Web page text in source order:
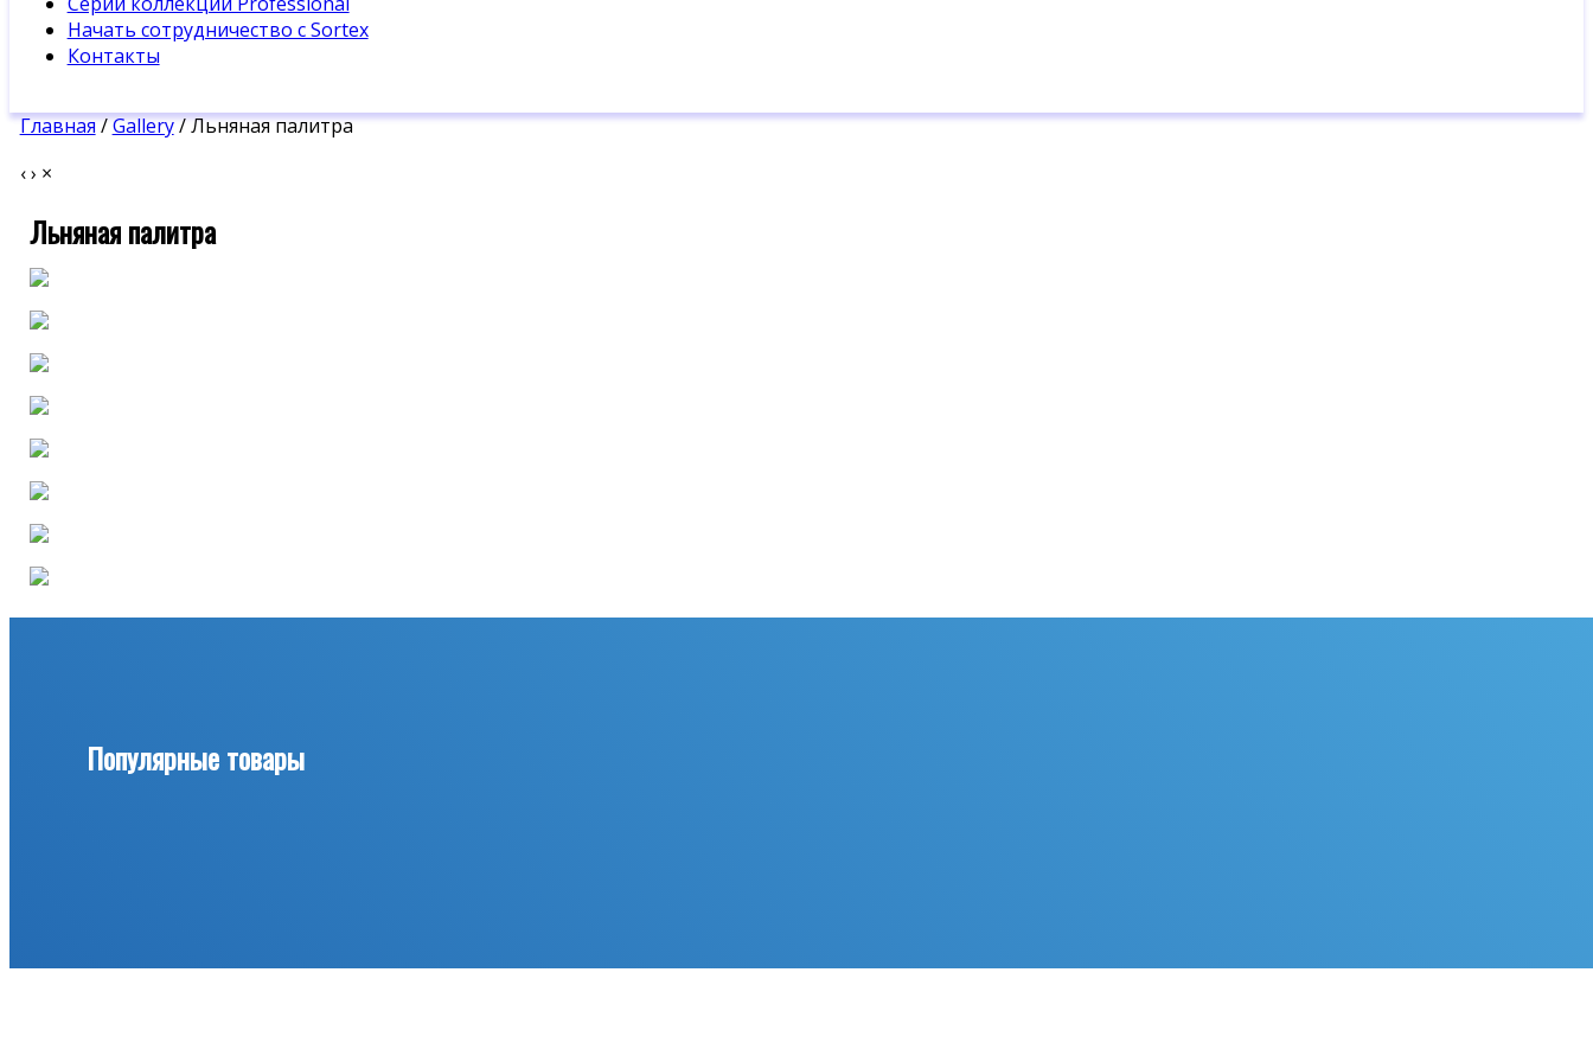
Начать сотрудничество с Sortex
Контакты
Главная/Gallery/ Льняная палитра
‹ › ×
Льняная палитра
Популярные товары